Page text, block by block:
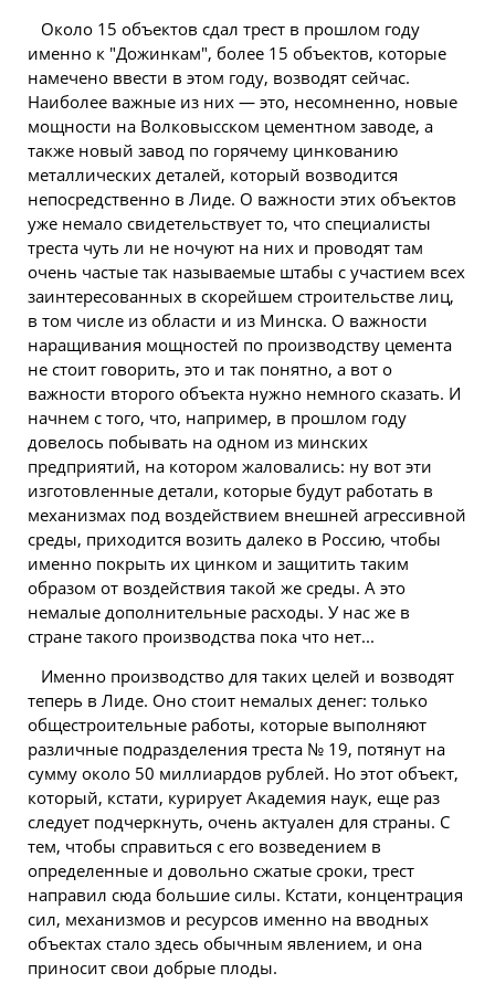
Около 15 объектов сдал трест в прошлом году
именно к "Дожинкам", более 15 объектов, которые
намечено ввести в этом году, возводят сейчас.
Наиболее важные из них — это, несомненно, новые
мощности на Волковысском цементном заводе, а
также новый завод по горячему цинкованию
металлических деталей, который возводится
непосредственно в Лиде. О важности этих объектов
уже немало свидетельствует то, что специалисты
треста чуть ли не ночуют на них и проводят там
очень частые так называемые штабы с участием всех
заинтересованных в скорейшем строительстве лиц,
в том числе из области и из Минска. О важности
наращивания мощностей по производству цемента
не стоит говорить, это и так понятно, а вот о
важности второго объекта нужно немного сказать. И
начнем с того, что, например, в прошлом году
довелось побывать на одном из минских
предприятий, на котором жаловались: ну вот эти
изготовленные детали, которые будут работать в
механизмах под воздействием внешней агрессивной
среды, приходится возить далеко в Россию, чтобы
именно покрыть их цинком и защитить таким
образом от воздействия такой же среды. А это
немалые дополнительные расходы. У нас же в
стране такого производства пока что нет...
Именно производство для таких целей и возводят
теперь в Лиде. Оно стоит немалых денег: только
общестроительные работы, которые выполняют
различные подразделения треста № 19, потянут на
сумму около 50 миллиардов рублей. Но этот объект,
который, кстати, курирует Академия наук, еще раз
следует подчеркнуть, очень актуален для страны. С
тем, чтобы справиться с его возведением в
определенные и довольно сжатые сроки, трест
направил сюда большие силы. Кстати, концентрация
сил, механизмов и ресурсов именно на вводных
объектах стало здесь обычным явлением, и она
приносит свои добрые плоды.